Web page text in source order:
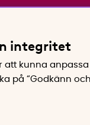
integritet
att kunna
på “Godkänn